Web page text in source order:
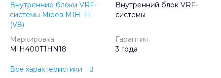
Внутренние блоки VRF-
системы Midea MIH-T1
(V8)
Внутренний блок VRF-
системы
Маркировка
MIH400T1HN18
Гарантия
3 года
Все характеристики